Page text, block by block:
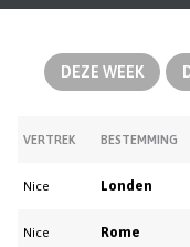
DEZE WEEK
VERTREK BESTEMMING
Nice Londen
Nice Rome